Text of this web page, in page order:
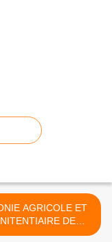
AGRICOLE ET
DE
(Indre-et-Loire)